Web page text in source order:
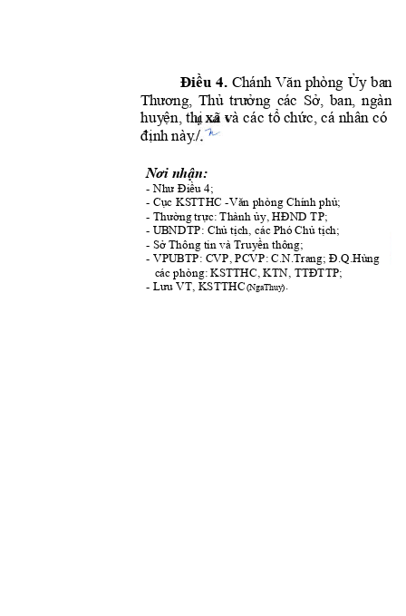
Điều 4. Chánh Văn phòng Ủy ban
Thương, Thủ trưởng các Sở, ban ngành;
huyện, thị xã và các tổ chức, cá nhân có
định này./.
Nơi nhận:
- Như Điều 4;
- Cục KSTTHC -Văn phòng Chính phủ;
- Thường trực: Thành ủy , HĐND TP;
- UBNDTP: Chủ tịch, các Phó Chủ tịch;
- Sở Thông tin và Truyền thông;
- VPUBTP: CVP, PCVP: C.N.Trang; Đ.Q.Hùng
   c
ác phòng: KSTTHC, KTN, TTĐTTP;
- Lưu VT, KSTTHC (NgaThuy) .